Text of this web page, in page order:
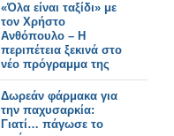
«Όλα είναι ταξίδι» με
τον Χρήστο
Ανθόπουλο – Η
περιπέτεια ξεκινά στο
νέο πρόγραμμα της
ΕΡΤ
Δωρεάν φάρμακα για
την παχυσαρκία:
Γιατί… πάγωσε το